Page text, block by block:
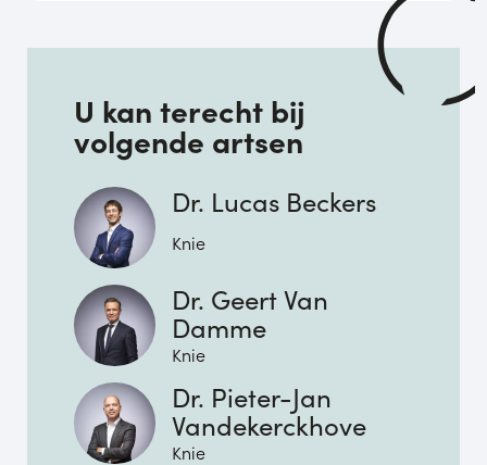
U kan terecht bij
volgende artsen
Dr. Lucas Beckers
Knie
Dr. Geert Van
Damme
Knie
Dr. Pieter-Jan
Vandekerckhove
Knie